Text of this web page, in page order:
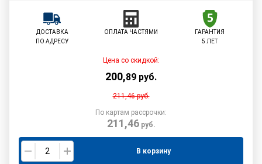
ДОСТАВКА
ПО АДРЕСУ
ОПЛАТА ЧАСТЯМИ
ГАРАНТИЯ
5 ЛЕТ
Цена со скидкой:
200,89 руб.
211,46руб.
По картам рассрочки:
211,46руб.
В корзину